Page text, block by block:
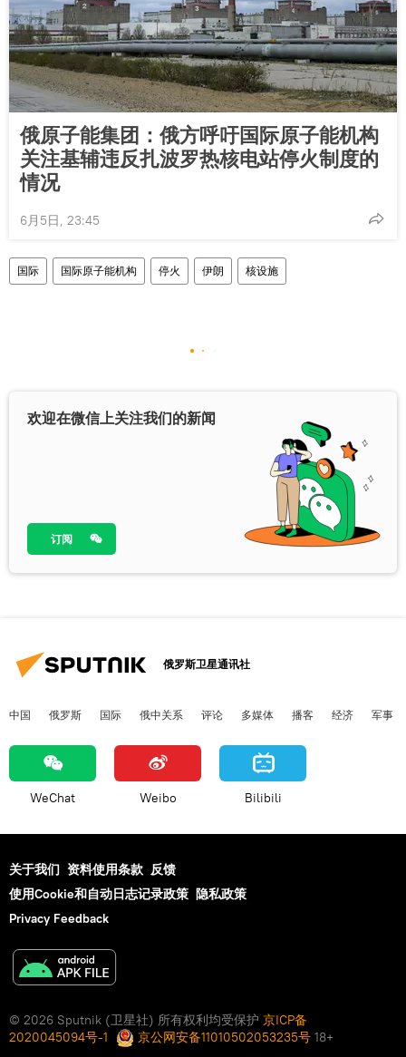
俄原子能集团：俄方呼吁国际原子能机构
关注基辅违反扎波罗热核电站停火制度的
情况
6月5日, 23:45
国际 国际原子能机构 停火 伊朗 核设施
欢迎在微信上关注我们的新闻
订阅
俄罗斯卫星通讯社
中国 俄罗斯 国际 俄中关系 评论 多媒体 播客 经济 军事
WeChat Weibo Bilibili
关于我们 资料使用条款 反馈
使用Cookie和自动日志记录政策 隐私政策
Privacy Feedback
© 2026 Sputnik (卫星社) 所有权利均受保护 京ICP备
2020045094号-1
京公网安备11010502053235号 18+